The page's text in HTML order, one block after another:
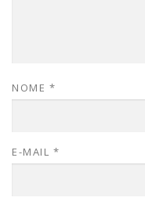
NOME *
E-MAIL *